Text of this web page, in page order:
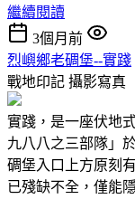
繼續閱讀
3個月前
烈嶼鄉老碉堡--實踐
戰地印記 攝影寫真
實踐，是一座伏地
九八八之三部隊」
碉堡入口上方原刻
已殘缺不全，僅能